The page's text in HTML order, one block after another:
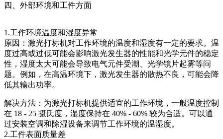
四、外部环境和工件方面
1.工作环境温度和湿度异常
原因：激光打标机对工作环境的温度和湿度有一定的要求。温
度过高或过低可能会影响激光发生器的性能和光学元件的稳定
性，湿度太大可能会导致电气元件受潮、光学镜片起雾等问
题。例如，在高温环境下，激光发生器的散热不良，可能会降
低其输出功率。
解决方法：为激光打标机提供适宜的工作环境，一般温度控制
在 18 - 25 摄氏度，湿度保持在 40% - 60% 较为合适。可以通
过安装空调和除湿设备来调节工作环境的温湿度。
2.工件表面质量差